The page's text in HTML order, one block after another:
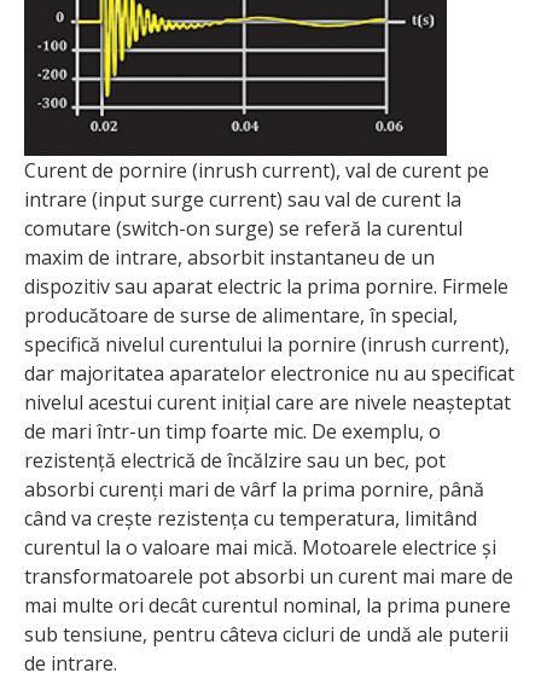
Curent de pornire (inrush current), val de curent pe
intrare (input surge current) sau val de curent la
comutare (switch-on surge) se referă la curentul
maxim de intrare, absorbit instantaneu de un
dispozitiv sau aparat electric la prima pornire. Firmele
producătoare de surse de alimentare, în special,
specifică nivelul curentului la pornire (inrush current),
dar majoritatea aparatelor electronice nu au specificat
nivelul acestui curent inițial care are nivele neașteptat
de mari într-un timp foarte mic. De exemplu, o
rezistență electrică de încălzire sau un bec, pot
absorbi curenți mari de vârf la prima pornire, până
când va crește rezistența cu temperatura, limitând
curentul la o valoare mai mică. Motoarele electrice și
transformatoarele pot absorbi un curent mai mare de
mai multe ori decât curentul nominal, la prima punere
sub tensiune, pentru câteva cicluri de undă ale puterii
de intrare.